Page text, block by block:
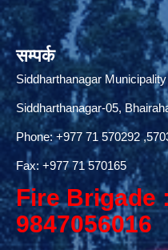
सम्पर्क
Siddharthanagar Municipality
Siddharthanagar-05,
Phone:+977 71 570292
Fax: +977 71 570165
Fire Brigade
9847056016